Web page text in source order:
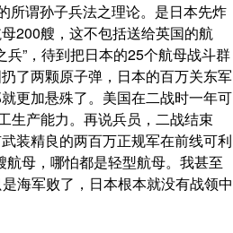
所谓孙子兵法之理论。是日本先炸
200艘，这不包括送给英国的航
”，待到把日本的25个航母战斗群
了两颗原子弹，日本的百万关东军
更加悬殊了。美国在二战时一年可
生产能力。再说兵员，二战结束
装精良的两百万正规军在前线可利
母，哪怕都是轻型航母。我甚至
海军败了，日本根本就没有战领中